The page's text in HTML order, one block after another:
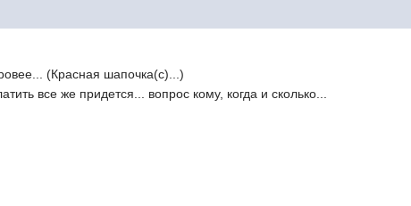
(Красная шапочка(с)...)
все же придется... вопрос кому, когда и сколько...